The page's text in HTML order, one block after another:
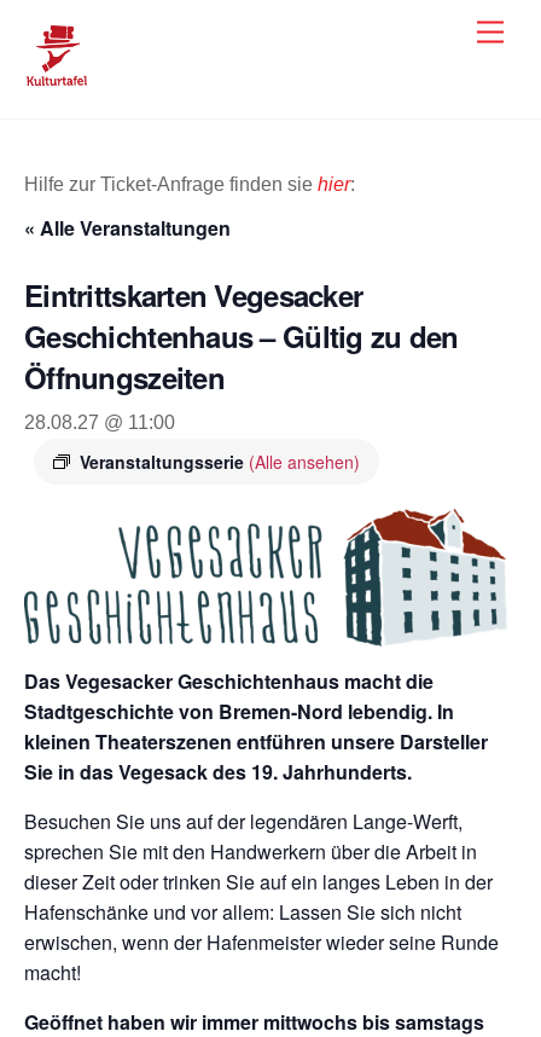
content
Hilfe zur Ticket-Anfrage finden sie hier:
« Alle Veranstaltungen
Eintrittskarten Vegesacker
Geschichtenhaus – Gültig zu den
Öffnungszeiten
28.08.27 @ 11:00
Veranstaltungsserie (Alle ansehen)
Das Vegesacker Geschichtenhaus macht die
Stadtgeschichte von Bremen-Nord lebendig. In
kleinen Theaterszenen entführen unsere Darsteller
Sie in das Vegesack des 19. Jahrhunderts.
Besuchen Sie uns auf der legendären Lange-Werft,
sprechen Sie mit den Handwerkern über die Arbeit in
dieser Zeit oder trinken Sie auf ein langes Leben in der
Hafenschänke und vor allem: Lassen Sie sich nicht
erwischen, wenn der Hafenmeister wieder seine Runde
macht!
Geöffnet haben wir immer mittwochs bis samstags